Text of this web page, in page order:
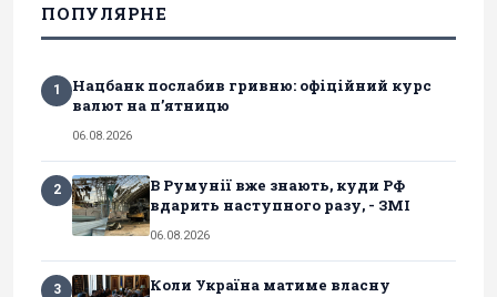
ПОПУЛЯРНЕ
1
Нацбанк послабив гривню: офіційний курс
валют на п’ятницю
06.08.2026
2
В Румунії вже знають, куди РФ
вдарить наступного разу, - ЗМІ
06.08.2026
3
Коли Україна матиме власну